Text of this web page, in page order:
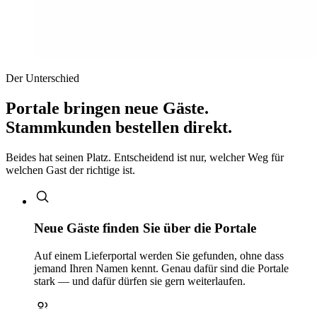
Der Unterschied
Portale bringen neue Gäste.
Stammkunden bestellen direkt.
Beides hat seinen Platz. Entscheidend ist nur, welcher Weg für
welchen Gast der richtige ist.
Neue Gäste finden Sie über die Portale
Auf einem Lieferportal werden Sie gefunden, ohne dass
jemand Ihren Namen kennt. Genau dafür sind die Portale
stark — und dafür dürfen sie gern weiterlaufen.